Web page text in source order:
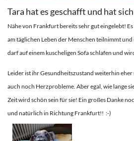
Tara hat es geschafft und hat sich
Nähe von Frankfurt bereits sehr gut eingelebt!
am täglichen Leben der Menschen teilnimmt
darf auf einem kuscheligen Sofa schlafen und
Leider ist ihr Gesundheitszustand weiterhin
auch noch Herzprobleme. Aber egal, wie lange
Zeit wird schön sein für sie! Ein großes Danke
und natürlich in Richtung Frankfurt!! :-)